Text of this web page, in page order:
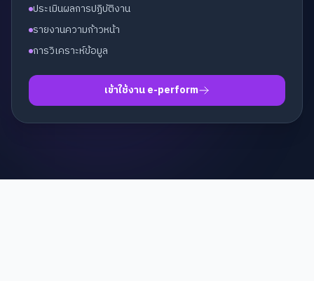
ประเมินผลการปฏิบัติงาน
รายงานความก้าวหน้า
การวิเคราะห์ข้อมูล
เข้าใช้งาน e-perform